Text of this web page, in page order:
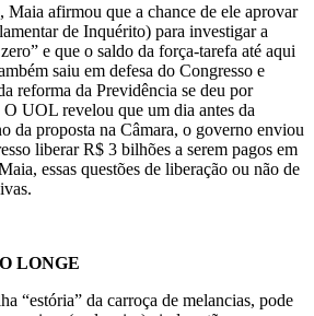
Maia afirmou que a chance de ele aprovar
de Inquérito) para investigar a
e que o saldo da força-tarefa até aqui
saiu em defesa do Congresso e
reforma da Previdência se deu por
O UOL revelou que um dia antes da
da proposta na Câmara, o governo enviou
liberar R$ 3 bilhões a serem pagos em
essas questões de liberação ou não de
LONGE
“estória” da carroça de melancias, pode